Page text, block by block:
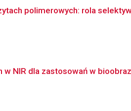
polimerowych: rola
NIR dla zastosowań w